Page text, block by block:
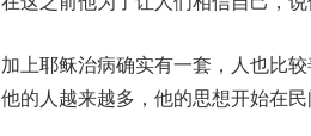
加上耶稣治病确实有一套，人也比
他的人越来越多，他的思想开始在民